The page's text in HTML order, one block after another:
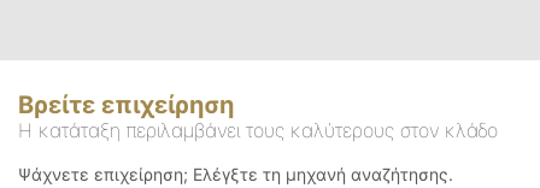
Βρείτε επιχείρηση
Η κατάταξη περιλαμβάνει τους καλύτερους στον κλάδο
Ψάχνετε επιχείρηση; Ελέγξτε τη μηχανή αναζήτησης.